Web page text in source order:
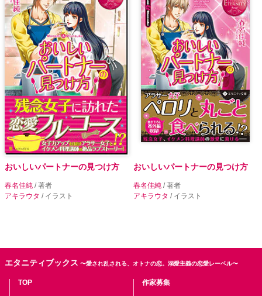
おいしいパートナーの見つけ方
春名佳純 / 著者
アキラウタ / イラスト
おいしいパートナーの見つけ方
春名佳純 / 著者
アキラウタ / イラスト
エタニティブックス 〜愛され乱される、オトナの恋。溺愛主義の恋愛レーベル〜
TOP 作家募集